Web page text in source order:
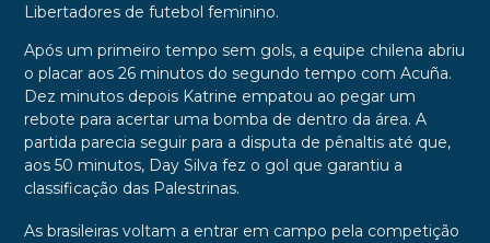
Libertadores de futebol feminino.
Após um primeiro tempo sem gols, a equipe chilena abriu
o placar aos 26 minutos do segundo tempo com Acuña.
Dez minutos depois Katrine empatou ao pegar um
rebote para acertar uma bomba de dentro da área. A
partida parecia seguir para a disputa de pênaltis até que,
aos 50 minutos, Day Silva fez o gol que garantiu a
classificação das Palestrinas.
As brasileiras voltam a entrar em campo pela competição